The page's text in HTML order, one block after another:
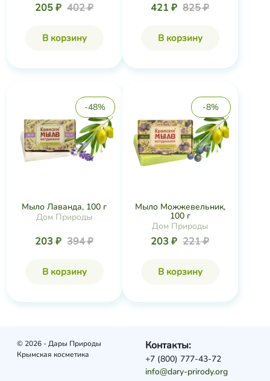
205 ₽ 402 ₽
В корзину
421 ₽ 825 ₽
В корзину
-48%
Мыло Лаванда, 100 г
Дом Природы
203 ₽ 394 ₽
В корзину
-8%
Мыло Можжевельник,
100 г
Дом Природы
203 ₽ 221 ₽
В корзину
© 2026 - Дары Природы
Крымская косметика
Контакты:
+7 (800) 777-43-72
info@dary-prirody.org